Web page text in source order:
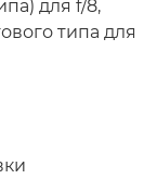
для f/8,
типа для